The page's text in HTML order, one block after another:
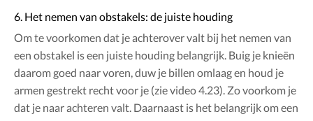
6. Het nemen van obstakels: de juiste houding
Om te voorkomen dat je achterover valt bij het nemen van
een obstakel is een juiste houding belangrijk. Buig je knieën
daarom goed naar voren, duw je billen omlaag en houd je
armen gestrekt recht voor je (zie video 4.23). Zo voorkom je
dat je naar achteren valt. Daarnaast is het belangrijk om een